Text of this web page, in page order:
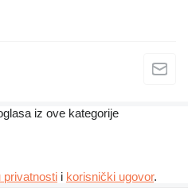
iz ove kategorije
privatnosti i korisnički ugovor.